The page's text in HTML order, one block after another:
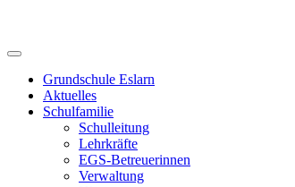
Grundschule Eslarn
Aktuelles
Schulfamilie
Schulleitung
Lehrkräfte
EGS-Betreuerinnen
Verwaltung